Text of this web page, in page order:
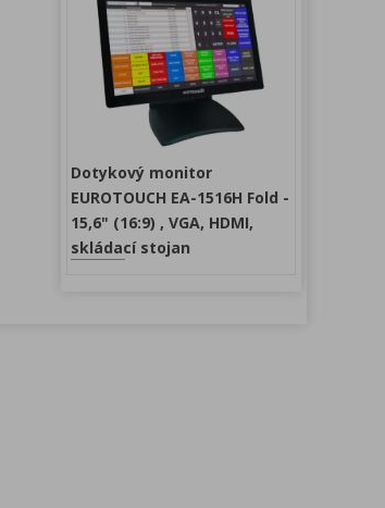
Dotykový monitor
EUROTOUCH EA-1516H Fold -
15,6" (16:9) , VGA, HDMI,
skládací stojan